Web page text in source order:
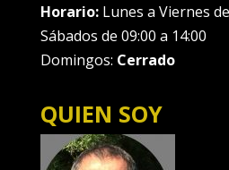
Horario:Lunes a Viernes
Sábados de 09:00 a 14:00
Domingos: Cerrado
QUIEN SOY